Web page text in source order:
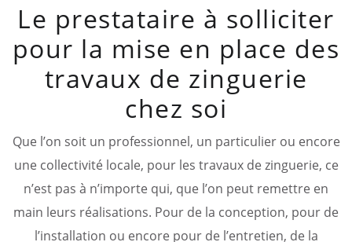
Le prestataire à solliciter
pour la mise en place des
travaux de zinguerie
chez soi
Que l’on soit un professionnel, un particulier ou encore
une collectivité locale, pour les travaux de zinguerie, ce
n’est pas à n’importe qui, que l’on peut remettre en
main leurs réalisations. Pour de la conception, pour de
l’installation ou encore pour de l’entretien, de la